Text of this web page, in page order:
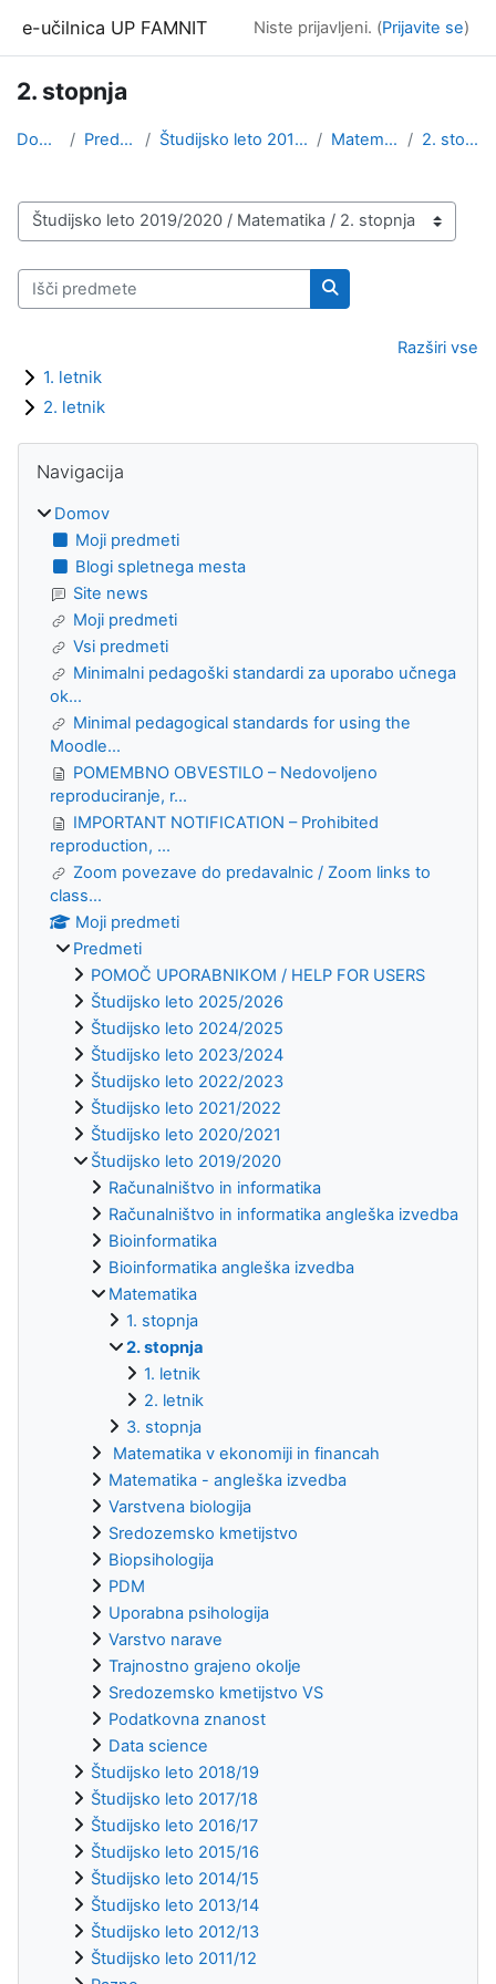
e-učilnica UP FAMNIT Niste prijavljeni. (Prijavite se)
2. stopnja
Domov Predmeti Študijsko leto 2019/2020 Matematika 2. stopnja
Kategorije predmetov
Išči predmete
Išči predmete
Razširi vse
1. letnik
2. letnik
Bloki
Navigacija
Domov
Moji predmeti
Blogi spletnega mesta
Site news
Moji predmeti
Vsi predmeti
Minimalni pedagoški standardi za uporabo učnega
ok...
Minimal pedagogical standards for using the
Moodle...
POMEMBNO OBVESTILO – Nedovoljeno
reproduciranje, r...
IMPORTANT NOTIFICATION – Prohibited
reproduction, ...
Zoom povezave do predavalnic / Zoom links to
class...
Moji predmeti
Predmeti
POMOČ UPORABNIKOM / HELP FOR USERS
Študijsko leto 2025/2026
Študijsko leto 2024/2025
Študijsko leto 2023/2024
Študijsko leto 2022/2023
Študijsko leto 2021/2022
Študijsko leto 2020/2021
Študijsko leto 2019/2020
Računalništvo in informatika
Računalništvo in informatika angleška izvedba
Bioinformatika
Bioinformatika angleška izvedba
Matematika
1. stopnja
2. stopnja
1. letnik
2. letnik
3. stopnja
Matematika v ekonomiji in financah
Matematika - angleška izvedba
Varstvena biologija
Sredozemsko kmetijstvo
Biopsihologija
PDM
Uporabna psihologija
Varstvo narave
Trajnostno grajeno okolje
Sredozemsko kmetijstvo VS
Podatkovna znanost
Data science
Študijsko leto 2018/19
Študijsko leto 2017/18
Študijsko leto 2016/17
Študijsko leto 2015/16
Študijsko leto 2014/15
Študijsko leto 2013/14
Študijsko leto 2012/13
Študijsko leto 2011/12